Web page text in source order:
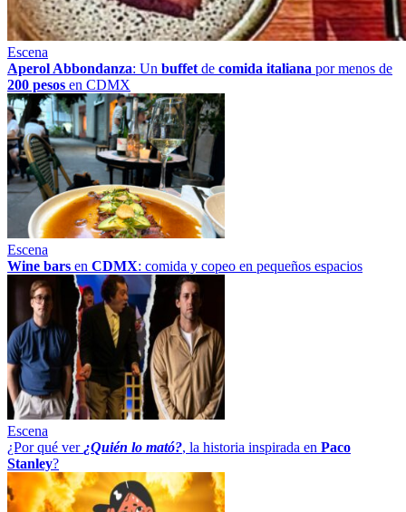
Escena
Aperol Abbondanza: Un buffet de comida italiana por menos de
200 pesos en CDMX
Escena
Wine bars en CDMX: comida y copeo en pequeños espacios
Escena
¿Por qué ver ¿Quién lo mató?, la historia inspirada en Paco
Stanley?